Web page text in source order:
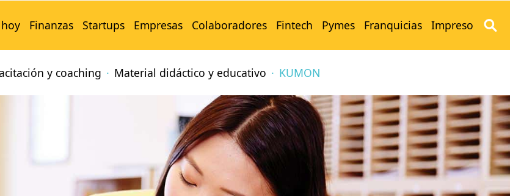
Finanzas Startups Empresas Colaboradores Fintech Pymes Franquicias Impreso
y coaching Material didáctico y educativo KUMON